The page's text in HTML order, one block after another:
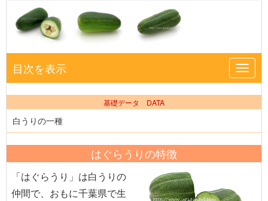
目次を表示
基礎データ DATA
白うりの一種
はぐらうりの特徴
「はぐらうり」は白うりの
仲間で、おもに千葉県で生